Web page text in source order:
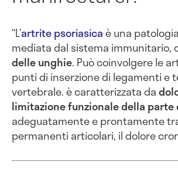
“L’artrite psoriasicaè una
mediata dal sistema immunitario,
delle unghie. Può coinvolgere le
punti di inserzione di legamenti e
vertebrale. è caratterizzata da
limitazione funzionale della parte
adeguatamente e prontamente
permanenti articolari, il dolore